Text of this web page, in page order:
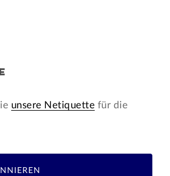
unsere Netiquette für die